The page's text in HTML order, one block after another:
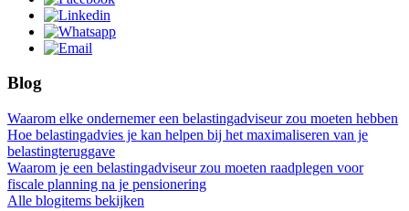
Blog
Waarom elke ondernemer een belastingadviseur zou moeten hebben
Hoe belastingadvies je kan helpen bij het maximaliseren van je
belastingteruggave
Waarom je een belastingadviseur zou moeten raadplegen voor
fiscale planning na je pensionering
Alle blogitems bekijken